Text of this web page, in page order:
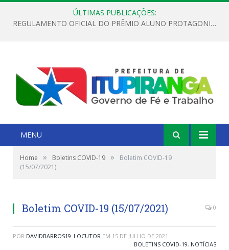
ÚLTIMAS PUBLICAÇÕES:
REGULAMENTO OFICIAL DO PRÊMIO ALUNO PROTAGONISTA – EDIÇÃO 2026
MENU
Home » Boletins COVID-19 »
Boletim COVID-19
(15/07/2021)
Boletim COVID-19 (15/07/2021) 0
POR DAVIDBARROS19_LOCUTOR EM 15 DE JULHO DE 2021
BOLETINS COVID-19, NOTÍCIAS